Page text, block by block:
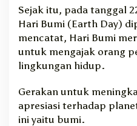
Sejak itu, pada tanggal
Hari Bumi (Earth Day)
mencatat, Hari Bumi
untuk mengajak orang
lingkungan hidup.
Gerakan untuk
apresiasi terhadap
ini yaitu bumi.